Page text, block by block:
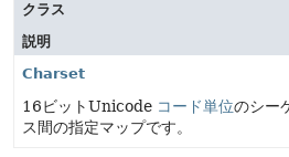
クラス
説明
Charset
16ビットUnicode コード単位のシー
ス間の指定マップです。